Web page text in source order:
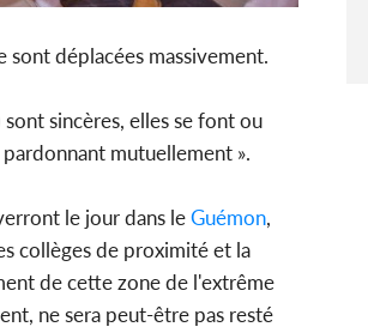
déplacées massivement.
sincères, elles se font ou
mutuellement ».
le jour dans leGuémon,
collèges de proximité et la
de cette zone de l'extrême
ne sera peut-être pas resté